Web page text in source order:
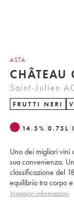
ASTA
CHÂTEAU
Saint-Julien
FRUTTI NERI
14.5% 0.75 L
Uno dei migliori vini
sua convenienza.
classificazione del
equilibrio tra corpo
Maggiori informazioni